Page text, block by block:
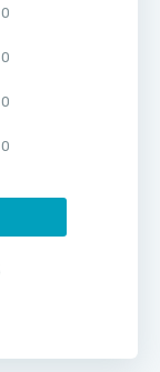
0
0
0
0